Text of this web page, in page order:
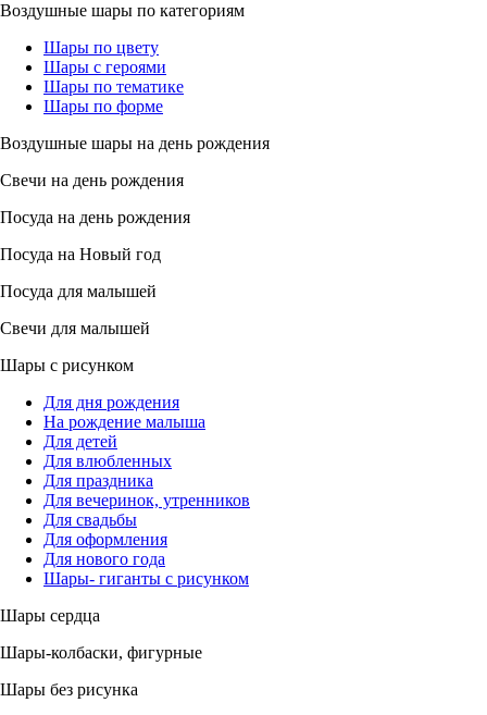
Воздушные шары по категориям
Шары по цвету
Шары с героями
Шары по тематике
Шары по форме
Воздушные шары на день рождения
Свечи на день рождения
Посуда на день рождения
Посуда на Новый год
Посуда для малышей
Свечи для малышей
Шары с рисунком
Для дня рождения
На рождение малыша
Для детей
Для влюбленных
Для праздника
Для вечеринок, утренников
Для свадьбы
Для оформления
Для нового года
Шары- гиганты с рисунком
Шары сердца
Шары-колбаски, фигурные
Шары без рисунка